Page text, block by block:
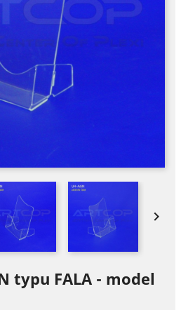

typu FALA - model